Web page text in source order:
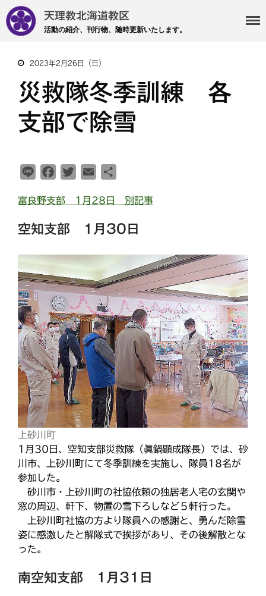
・主事 支部長 各部各会
最近の投稿
教区報623号 2026年8月号
2026年8月 教区長あいさつ
教区合唱団 コーラスフェステ
ィバルに出演
天塩支部 おつとめ総会
札幌東支部・婦人会合同総会
タグ
meets あいさつ
おうた合唱団 にをいがけデー
ふせこみひのきし
ん
天理教北海道教区
活動の紹介、刊行物、随時更新いたします。
2023年2月26日（日）
災救隊冬季訓練 各
支部で除雪
n
c
b
k
i
r
a
l
富良野支部 1月28日 別記事
空知支部 1月30日
上砂川町
1月30日、空知支部災救隊（眞鍋顕成隊長）では、砂
川市、上砂川町にて冬季訓練を実施し、隊員18名が
参加した。
砂川市・上砂川町の社協依頼の独居老人宅の玄関や
窓の周辺、軒下、物置の雪下ろしなど５軒行った。
上砂川町社協の方より隊員への感謝と、勇んだ除雪
姿に感激したと解隊式で挨拶があり、その後解散とな
った。
南空知支部 1月31日